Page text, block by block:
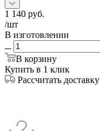
1 140 руб.
/шт
В изготовлении
В корзину
Купить в 1 клик
Рассчитать доставку